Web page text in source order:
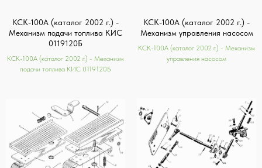
КСК-100А (каталог 2002 г.) -
Механизм подачи топлива КИС
0119120Б
КСК-100А (каталог 2002 г.) - Механизм
подачи топлива КИС 0119120Б
КСК-100А (каталог 2002 г.) -
Механизм управления насосом
КСК-100А (каталог 2002 г.) - Механизм
управления насосом